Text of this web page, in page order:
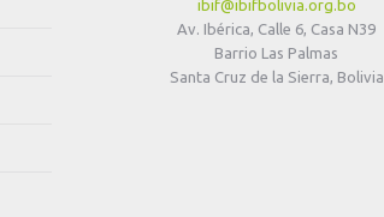
ibif@ibifbolivia.org.bo
Av. Ibérica, Calle 6, Casa N39
Barrio Las Palmas
Santa Cruz de la Sierra, Bolivia